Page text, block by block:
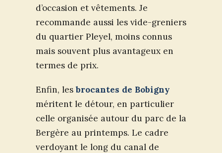
d’occasion et vêtements. Je
recommande aussi les vide-greniers
du quartier Pleyel, moins connus
mais souvent plus avantageux en
termes de prix.
Enfin, lesbrocantes de Bobigny
méritent le détour, en particulier
celle organisée autour du parc de la
Bergère au printemps. Le cadre
verdoyant le long du canal de